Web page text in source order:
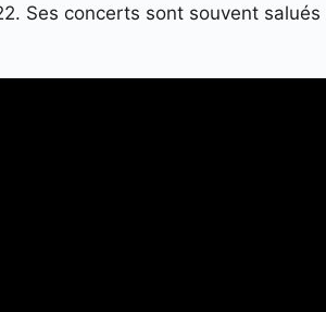
Ses concerts sont souvent